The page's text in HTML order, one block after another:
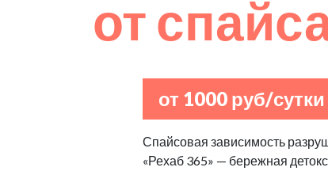
от
от 1000 руб/сутки
Спайсовая зависимость
«Рехаб 365» — бережная